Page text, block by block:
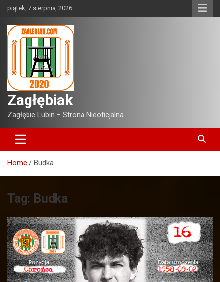
Skip
content
piątek, 7 sierpnia, 2026
Zagłębiak
Zagłębie Lubin – Strona Nieoficjalna
Home Budka
Tag: Budka